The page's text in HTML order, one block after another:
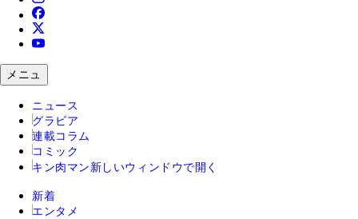
メニュ
ニュース
グラビア
連載コラム
コミック
キン肉マン 新しいウィンドウで開く
新着
エンタメ